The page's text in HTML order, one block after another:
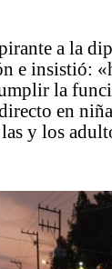
a la
e insistió:
la
en
y los